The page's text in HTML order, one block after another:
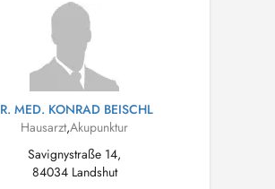
MED. KONRAD BEISCHL
Hausarzt,Akupunktur
Savignystraße 14,
84034 Landshut